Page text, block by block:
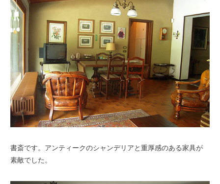
書斎です。アンティークのシャンデリアと重厚感のある家具が
素敵でした。